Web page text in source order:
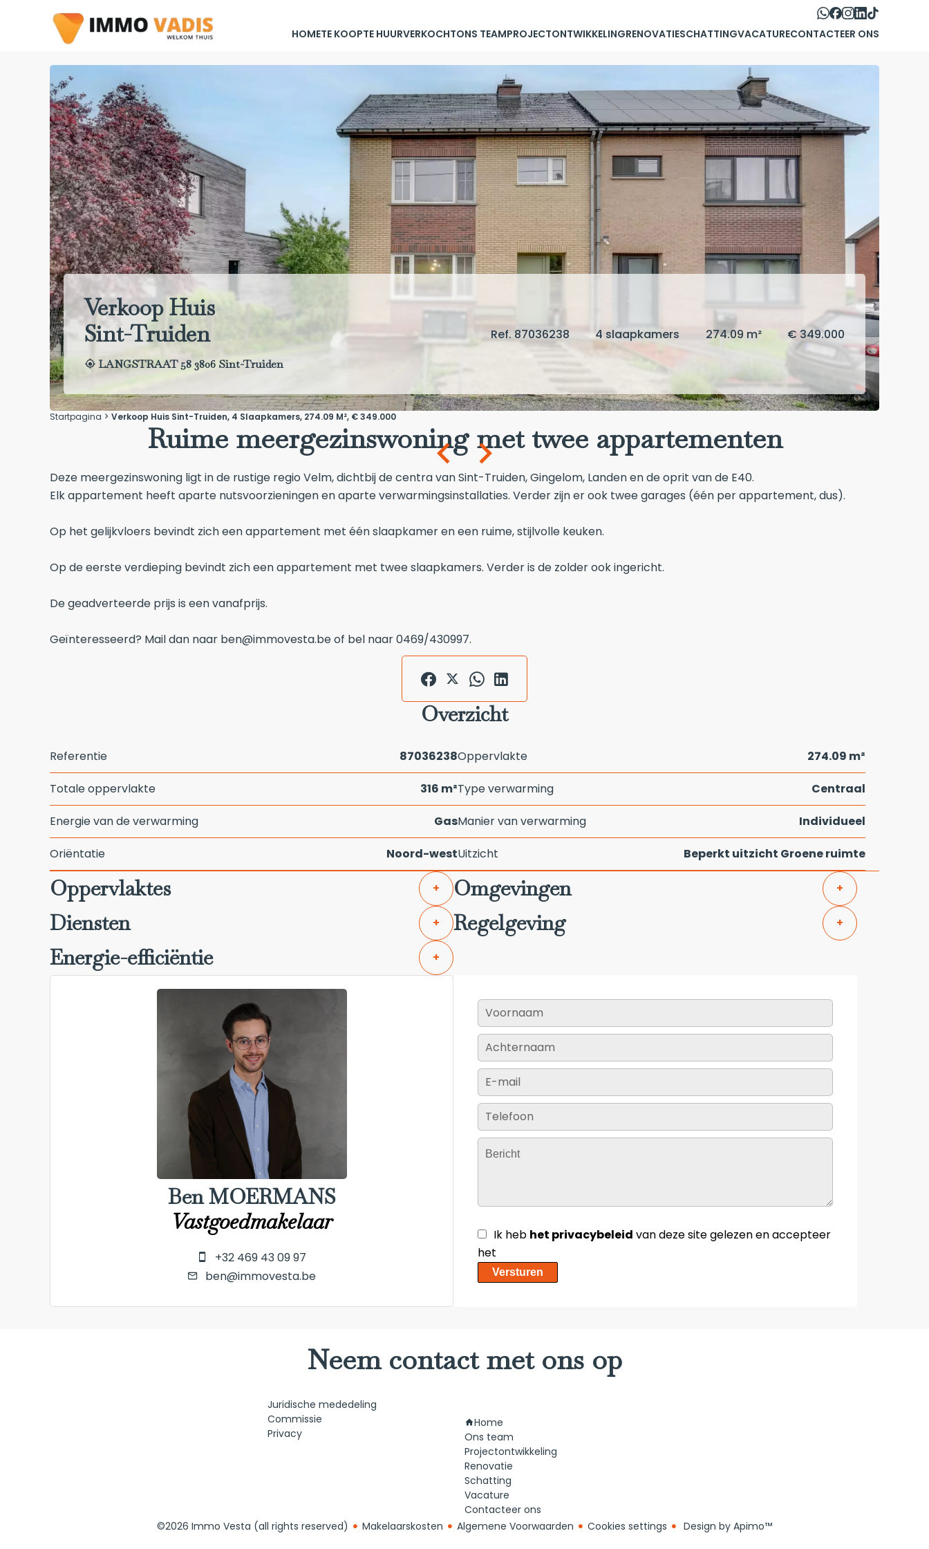
HOMETE KOOPTE HUURVERKOCHTONS TEAMPROJECTONTWIKKELINGRENOVATIESCHATTINGVACATURECONTACTEER ONS
Verkoop Huis
Sint-Truiden
LANGSTRAAT 58 3806 Sint-Truiden
Ref. 87036238 4 slaapkamers 274.09 m² € 349.000
Startpagina Verkoop Huis Sint-Truiden, 4 Slaapkamers, 274.09 M², € 349.000
Ruime meergezinswoning met twee appartementen
Deze meergezinswoning ligt in de rustige regio Velm, dichtbij de centra van Sint-Truiden, Gingelom, Landen en de oprit van de E40.
Elk appartement heeft aparte nutsvoorzieningen en aparte verwarmingsinstallaties. Verder zijn er ook twee garages (één per appartement, dus).
Op het gelijkvloers bevindt zich een appartement met één slaapkamer en een ruime, stijlvolle keuken.
Op de eerste verdieping bevindt zich een appartement met twee slaapkamers. Verder is de zolder ook ingericht.
De geadverteerde prijs is een vanafprijs.
Geïnteresseerd? Mail dan naar ben@immovesta.be of bel naar 0469/430997.
Overzicht
Referentie 87036238Oppervlakte 274.09 m²
Totale oppervlakte 316 m²Type verwarming Centraal
Energie van de verwarming GasManier van verwarming Individueel
Oriëntatie Noord-westUitzicht Beperkt uitzicht Groene ruimte
Oppervlaktes + Omgevingen +
Diensten + Regelgeving +
Energie-efficiëntie +
Ben MOERMANS
Vastgoedmakelaar
+32 469 43 09 97
ben@immovesta.be
Ik heb het privacybeleid van deze site gelezen en accepteer
het
Versturen
Neem contact met ons op
Juridische mededeling
Commissie
Privacy
Home
Ons team
Projectontwikkeling
Renovatie
Schatting
Vacature
Contacteer ons
©2026 Immo Vesta (all rights reserved)
Makelaarskosten Algemene Voorwaarden Cookies settings Design by Apimo™